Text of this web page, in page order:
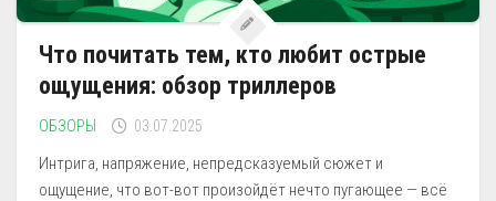
Что почитать тем, кто любит острые
ощущения: обзор триллеров
ОБЗОРЫ 03.07.2025
Интрига, напряжение, непредсказуемый сюжет и
ощущение, что вот-вот произойдёт нечто пугающее — всё